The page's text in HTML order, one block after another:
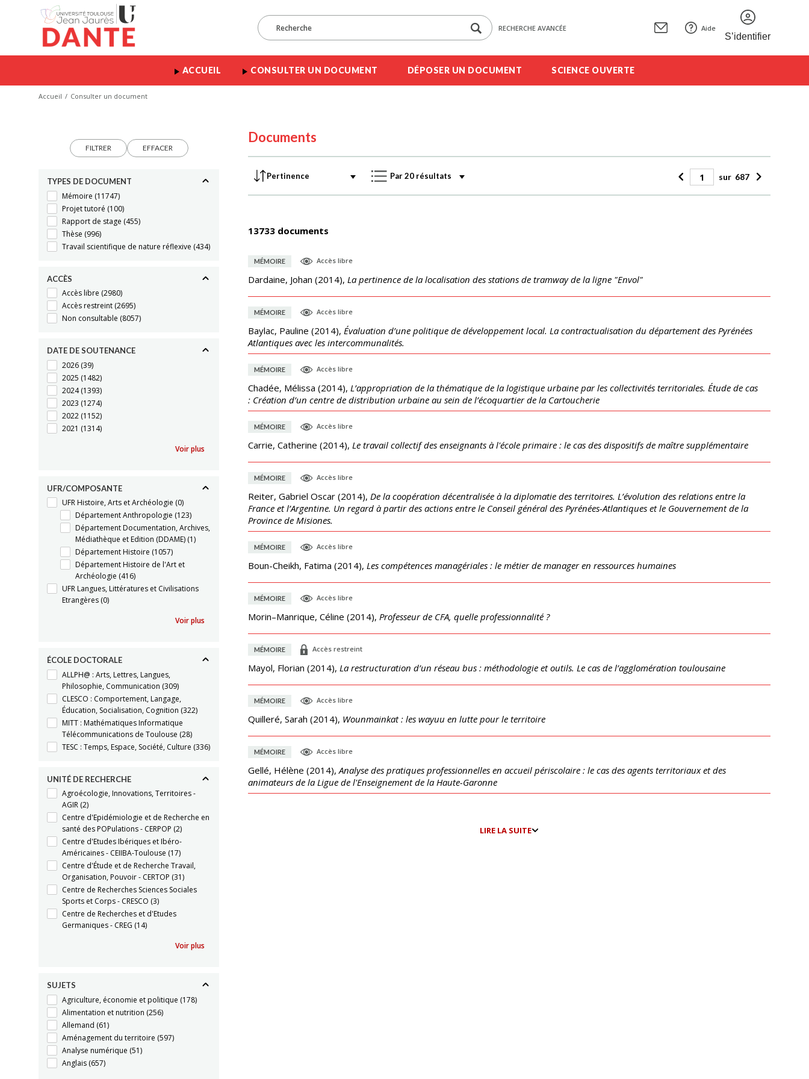
RECHERCHE AVANCÉE Aide
S’identifier
ACCUEIL CONSULTER UN DOCUMENT DÉPOSER UN DOCUMENT SCIENCE OUVERTE
Accueil Consulter un document
FILTRER EFFACER
TYPES DE DOCUMENT
Mémoire (11747)
Projet tutoré (100)
Rapport de stage (455)
Thèse (996)
Travail scientifique de nature réflexive (434)
ACCÈS
Accès libre (2980)
Accès restreint (2695)
Non consultable (8057)
DATE DE SOUTENANCE
2026 (39)
2025 (1482)
2024(1393)
2023 (1274)
2022 (1152)
2021 (1314)
Voir plus
UFR/COMPOSANTE
UFR Histoire, Arts et Archéologie (0)
Département Anthropologie (123)
Département Documentation, Archives,
Médiathèque et Edition (DDAME) (1)
Département Histoire (1057)
Département Histoire de l'Art et
Archéologie (416)
UFR Langues, Littératures et Civilisations
Etrangères (0)
Voir plus
ÉCOLE DOCTORALE
ALLPH@ : Arts, Lettres, Langues,
Philosophie, Communication (309)
CLESCO : Comportement, Langage,
Éducation, Socialisation, Cognition (322)
MITT : Mathématiques Informatique
Télécommunications de Toulouse (28)
TESC : Temps, Espace, Société, Culture (336)
UNITÉ DE RECHERCHE
Agroécologie, Innovations, Territoires -
AGIR (2)
Centre d'Epidémiologie et de Recherche en
santé des POPulations - CERPOP (2)
Centre d'Etudes Ibériques et Ibéro-
Américaines - CEIIBA-Toulouse (17)
Centre d'Étude et de Recherche Travail,
Organisation, Pouvoir - CERTOP (31)
Centre de Recherches Sciences Sociales
Sports et Corps - CRESCO (3)
Centre de Recherches et d'Etudes
Germaniques - CREG (14)
Voir plus
SUJETS
Agriculture, économie et politique (178)
Alimentation et nutrition (256)
Allemand (61)
Aménagement du territoire (597)
Analyse numérique (51)
Anglais (657)
Documents
sur 687
13733 documents
MÉMOIRE Accès libre
Dardaine, Johan (2014), La pertinence de la localisation des stations de tramway de la ligne "Envol"
MÉMOIRE Accès libre
Baylac, Pauline (2014), Évaluation d’une politique de développement local. La contractualisation du département des Pyrénées
Atlantiques avec les intercommunalités.
MÉMOIRE Accès libre
Chadée, Mélissa (2014), L’appropriation de la thématique de la logistique urbaine par les collectivités territoriales. Étude de cas
: Création d’un centre de distribution urbaine au sein de l’écoquartier de la Cartoucherie
MÉMOIRE Accès libre
Carrie, Catherine (2014), Le travail collectif des enseignants à l'école primaire : le cas des dispositifs de maître supplémentaire
MÉMOIRE Accès libre
Reiter, Gabriel Oscar (2014), De la coopération décentralisée à la diplomatie des territoires. L’évolution des relations entre la
France et l’Argentine. Un regard à partir des actions entre le Conseil général des Pyrénées-Atlantiques et le Gouvernement de la
Province de Misiones.
MÉMOIRE Accès libre
Boun-Cheikh, Fatima (2014), Les compétences managériales : le métier de manager en ressources humaines
MÉMOIRE Accès libre
Morin–Manrique, Céline (2014), Professeur de CFA, quelle professionnalité ?
MÉMOIRE Accès restreint
Mayol, Florian (2014), La restructuration d’un réseau bus : méthodologie et outils. Le cas de l’agglomération toulousaine
MÉMOIRE Accès libre
Quilleré, Sarah (2014), Wounmainkat : les wayuu en lutte pour le territoire
MÉMOIRE Accès libre
Gellé, Hélène (2014),Analyse des pratiques professionnelles en accueil périscolaire : le cas des agents territoriaux et des
animateurs de la Ligue de l'Enseignement de la Haute-Garonne
LIRE LA SUITE